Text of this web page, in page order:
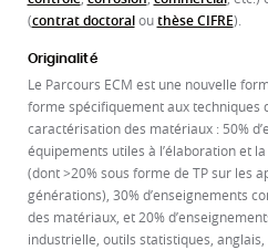
(contrat doctoralouthèse CIFRE).
Originalité
Le Parcours ECM est une nouvelle
forme spécifiquement aux techniques
caractérisation des matériaux : 50%
équipements utiles à l’élaboration et
(dont >20% sous forme de TP sur les
générations), 30% d’enseignements
des matériaux, et 20%
industrielle, outils statistiques, anglais,